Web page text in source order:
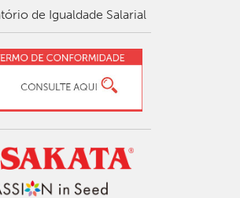
de Igualdade Salarial